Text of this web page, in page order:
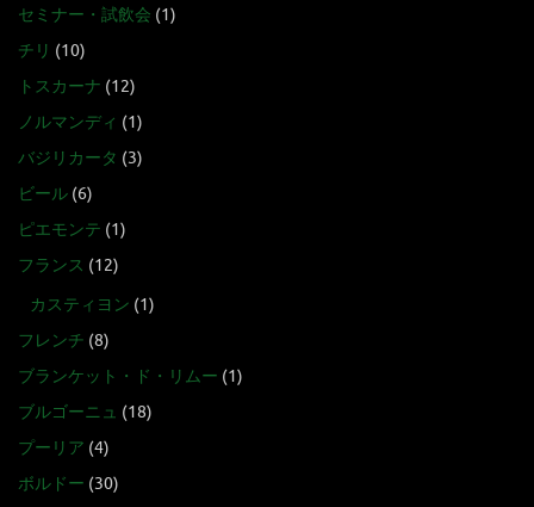
セミナー・試飲会 (1)
チリ (10)
トスカーナ (12)
ノルマンディ (1)
バジリカータ (3)
ビール (6)
ピエモンテ (1)
フランス (12)
カスティヨン (1)
フレンチ (8)
ブランケット・ド・リムー (1)
ブルゴーニュ (18)
プーリア (4)
ボルドー (30)